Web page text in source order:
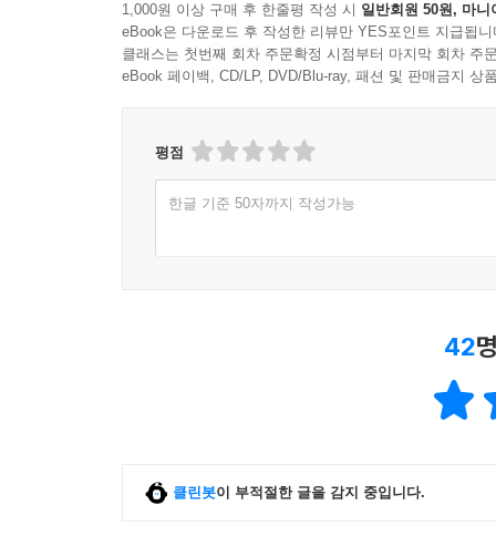
1,000원 이상 구매 후 한줄평 작성 시 일반회원 50원, 마니
eBook은 다운로드 후 작성한 리뷰만 YES포인트 지급됩니
클래스는 첫번째 회차 주문확정 시점부터 마지막 회차 주
eBook 페이백, CD/LP, DVD/Blu-ray, 패션 및 판매금지 상
평점
한글 기준 50자까지 작성가능
42
클린봇이 부적절한 글을 감지 중입니다.